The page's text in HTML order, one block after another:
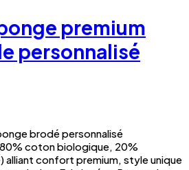
premium
personnalisé
brodé personnalisé
coton biologique, 20%
alliant confort premium, style unique